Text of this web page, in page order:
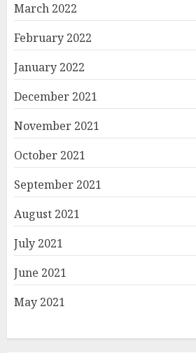
March 2022
February 2022
January 2022
December 2021
November 2021
October 2021
September 2021
August 2021
July 2021
June 2021
May 2021